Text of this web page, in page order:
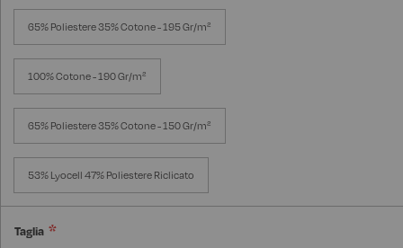
65% Poliestere 35% Cotone - 195 Gr/m²
100% Cotone - 190 Gr/m²
65% Poliestere 35% Cotone - 150 Gr/m²
53% Lyocell 47% Poliestere Riclicato
Taglia